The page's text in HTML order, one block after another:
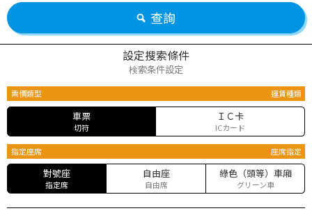
查詢
設定搜索條件
検索条件設定
票價類型 運賃種類
車票
切符
ＩＣ卡
ICカード
指定座席 座席指定
對號座
指定席
自由座
自由席
綠色（頭等）車廂
グリーン車